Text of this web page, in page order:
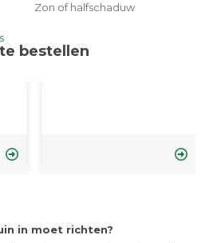
Zon of halfschaduw
bestellen
in moet richten?